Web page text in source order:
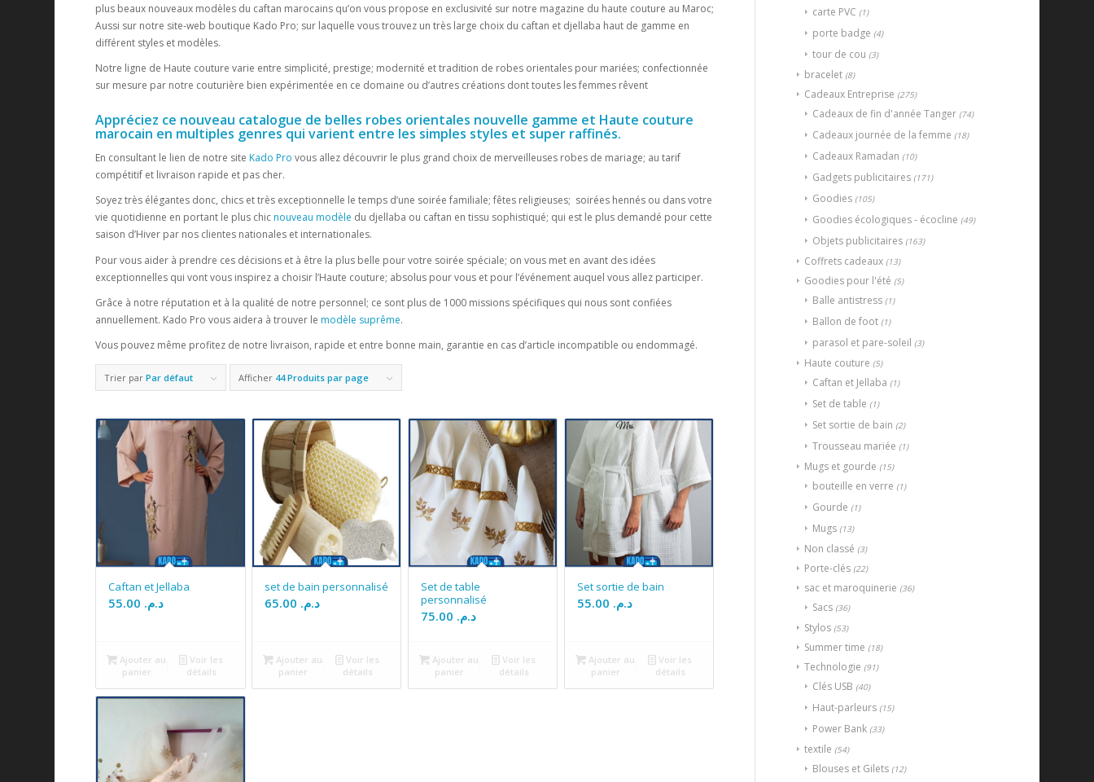
plus beaux nouveaux modèles du caftan marocains qu’on vous propose en exclusivité sur notre magazine du haute couture au Maroc;
Aussi sur notre site-web boutique Kado Pro; sur laquelle vous trouvez un très large choix du caftan et djellaba haut de gamme en
différent styles et modèles.
Notre ligne de Haute couture varie entre simplicité, prestige; modernité et tradition de robes orientales pour mariées; confectionnée
sur mesure par notre couturière bien expérimentée en ce domaine ou d’autres créations dont toutes les femmes rêvent
Appréciez ce nouveau catalogue de belles robes orientales nouvelle gamme et Haute couture
marocain en multiples genres qui varient entre les simples styles et super raffinés.
En consultant le lien de notre site Kado Pro vous allez découvrir le plus grand choix de merveilleuses robes de mariage; au tarif
compétitif et livraison rapide et pas cher.
Soyez très élégantes donc, chics et très exceptionnelle le temps d’une soirée familiale; fêtes religieuses; soirées hennés ou dans votre
vie quotidienne en portant le plus chic nouveau modèle du djellaba ou caftan en tissu sophistiqué; qui est le plus demandé pour cette
saison d’Hiver par nos clientes nationales et internationales.
Pour vous aider à prendre ces décisions et à être la plus belle pour votre soirée spéciale; on vous met en avant des idées
exceptionnelles qui vont vous inspirez a choisir l’Haute couture; absolus pour vous et pour l’événement auquel vous allez participer.
Grâce à notre réputation et à la qualité de notre personnel; ce sont plus de 1000 missions spécifiques qui nous sont confiées
annuellement. Kado Pro vous aidera à trouver le modèle suprême.
Vous pouvez même profitez de notre livraison, rapide et entre bonne main, garantie en cas d’article incompatible ou endommagé.
Trier parPar défaut Afficher 44 Produits par page
Caftan et Jellaba
د.م.
Ajouter au
panier
Voir les
détails
set de bain personnalisé
د.م.
Ajouter au
panier
Voir les
détails
Set de table
personnalisé
د.م.
Ajouter au
panier
Voir les
détails
Set sortie de bain
د.م.
Ajouter au
panier
Voir les
détails
carte PVC (1)
porte badge (4)
tour de cou (3)
bracelet (8)
Cadeaux Entreprise (275)
Cadeaux de fin d'année Tanger (74)
Cadeaux journée de la femme (18)
Cadeaux Ramadan (10)
Gadgets publicitaires (171)
Goodies (105)
Goodies écologiques - écocline (49)
Objets publicitaires (163)
Coffrets cadeaux (13)
Goodies pour l'été (5)
Balle antistress (1)
Ballon de foot (1)
parasol et pare-soleil (3)
Haute couture (5)
Caftan et Jellaba (1)
Set de table (1)
Set sortie de bain (2)
Trousseau mariée (1)
Mugs et gourde (15)
bouteille en verre (1)
Gourde (1)
Mugs (13)
Non classé (3)
Porte-clés (22)
sac et maroquinerie (36)
Sacs (36)
Stylos (53)
Summer time (18)
Technologie (91)
Clés USB (40)
Haut-parleurs (15)
Power Bank (33)
textile (54)
Blouses et Gilets (12)